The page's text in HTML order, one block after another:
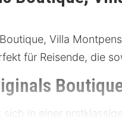
Villa
für Reisende, die
sich in einer
du bist in der Nähe